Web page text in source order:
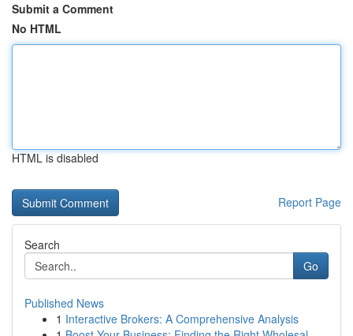
Submit a Comment
No HTML
HTML is disabled
Report Page
Search
Go
Published News
1 Interactive Brokers: A Comprehensive Analysis